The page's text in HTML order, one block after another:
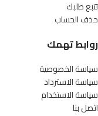
تتبع طلبك
حذف الحساب
روابط تهمك
سياسة الخصوصية
سياسة الاسترداد
سياسة الاستخدام
اتصل بنا